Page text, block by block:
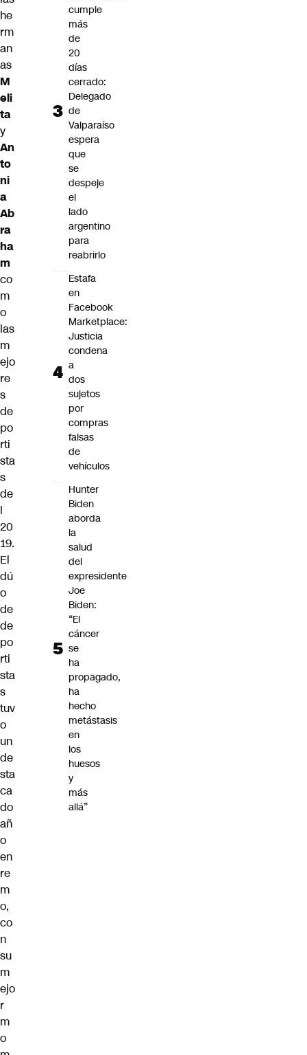
he
rm
an
as
M
eli
ta
y
An
to
ni
a
Ab
ra
ha
m
co
m
o
las
m
ejo
re
s
de
po
rti
sta
s
de
l
20
19.
El
dú
o
de
de
po
rti
sta
s
tuv
o
un
de
sta
ca
do
añ
o
en
re
m
o,
co
n
su
m
ejo
r
m
o
cumple
más
de
20
días
cerrado:
Delegado
de
Valparaíso
espera
que
se
despeje
el
lado
argentino
para
reabrirlo
Estafa
en
Facebook
Marketplace:
Justicia
condena
a
dos
sujetos
por
compras
falsas
de
vehículos
Hunter
Biden
aborda
la
salud
del
expresidente
Joe
Biden:
“El
cáncer
se
ha
propagado,
ha
hecho
metástasis
en
los
huesos
y
más
allá”